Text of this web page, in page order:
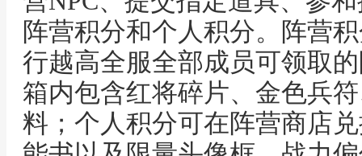
阵营积分和个人积分。阵营
行越高全服全部成员可领取
箱内包含红将碎片、金色兵
料；个人积分可在阵营商店